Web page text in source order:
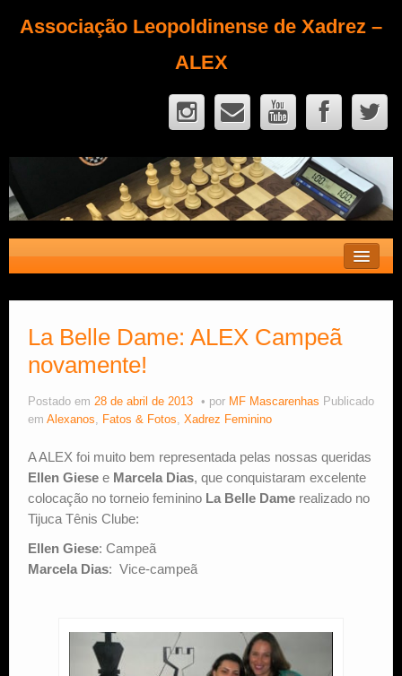
Associação Leopoldinense de Xadrez –
ALEX
Fique Sócio
Quem Somos?
Calendário
La Belle Dame: ALEX Campeã
novamente!
Postado em 28 de abril de 2013 por MF Mascarenhas Publicado
em Alexanos, Fatos & Fotos, Xadrez Feminino
A ALEX foi muito bem representada pelas nossas queridas
Ellen Giese e Marcela Dias, que conquistaram excelente
colocação no torneio feminino La Belle Dame realizado no
Tijuca Tênis Clube:
Ellen Giese: Campeã
Marcela Dias: Vice-campeã